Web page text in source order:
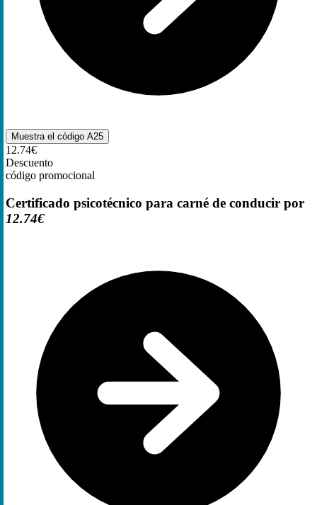
Muestra el código A25
12.74€
Descuento
código promocional
Certificado psicotécnico para carné de conducir por
12.74€